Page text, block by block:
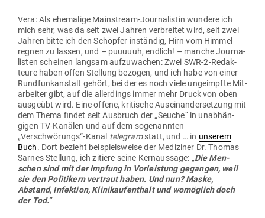
Vera: Als ehe­malige Main­stream-Jour­na­listin wundere ich
mich sehr, was da seit zwei Jahren ver­breitet wird, seit zwei
Jahren bitte ich den Schöpfer inständig, Hirn vom Himmel
regnen zu lassen, und – puuuuuh, endlich! – manche Jour­na­
listen scheinen langsam auf­zu­wachen: Zwei SWR-2-Redak­
teure haben offen Stellung bezogen, und ich habe von einer
Rund­funk­an­stalt gehört, bei der es noch viele unge­impfte Mit­
ar­beiter gibt, auf die aller­dings immer mehr Druck von oben
aus­geübt wird. Eine offene, kri­tische Aus­ein­an­der­setzung mit
dem Thema findet seit Aus­bruch der „Seuche“ in unab­hän­
gigen TV-Kanälen und auf dem soge­nannten
„Verschwörungs“-Kanal telegramstatt, und … in unserem
Buch. Dort bezieht bei­spiels­weise der Medi­ziner Dr. Thomas
Sarnes Stellung, ich zitiere seine Kern­aussage: „Die Men­
schen sind mit der Impfung in Vor­leistung gegangen, weil
sie den Poli­tikern ver­traut haben. Und nun? Maske,
Abstand, Infektion, Kli­nik­auf­enthalt und womöglich doch
der Tod.“